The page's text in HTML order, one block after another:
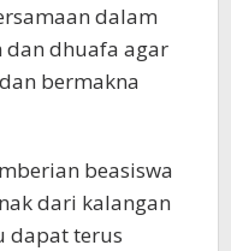
dalam
dhuafa agar
bermakna
beasiswa
dari kalangan
dapat terus